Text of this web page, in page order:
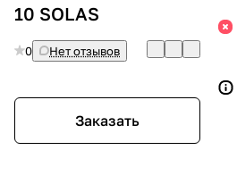
10 SOLAS
0 Нет отзывов
Заказать